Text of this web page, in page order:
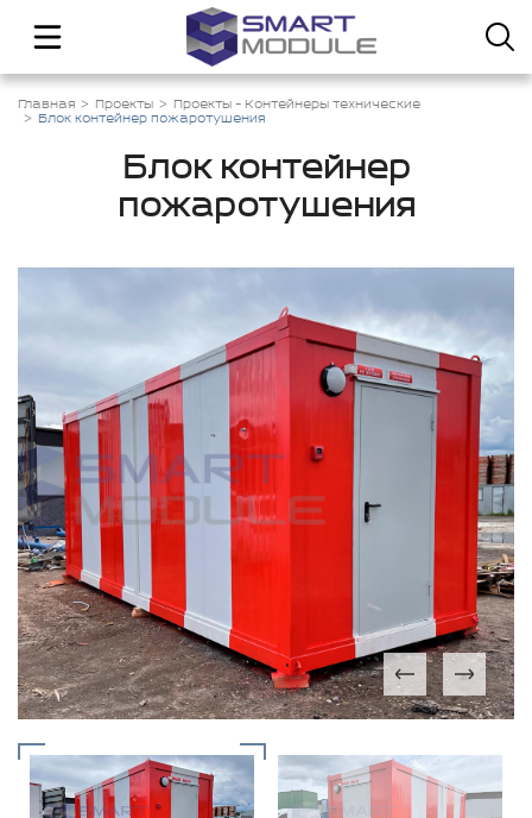
Главная Проекты
Проекты - Контейнеры технические
Блок контейнер пожаротушения
Блок контейнер
пожаротушения